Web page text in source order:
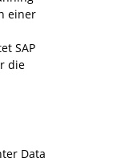
einer
SAP
die
Data